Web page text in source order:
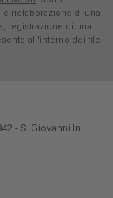
rielaborazione di una
registrazione di una
all'interno dei file
- S. Giovanni In